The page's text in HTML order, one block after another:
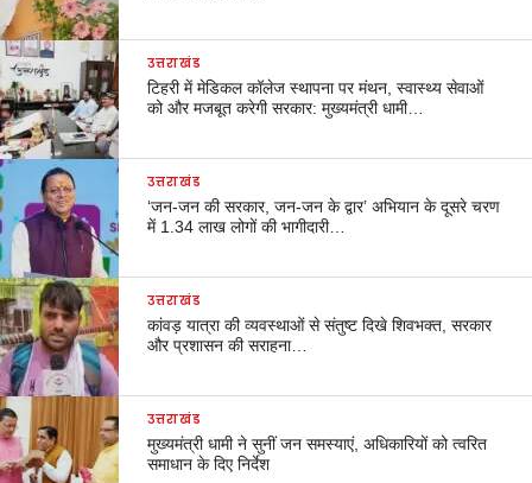
उत्तराखंड
टिहरी में मेडिकल कॉलेज स्थापना पर मंथन, स्वास्थ्य सेवाओं
को और मजबूत करेगी सरकार: मुख्यमंत्री धामी…
उत्तराखंड
‘जन-जन की सरकार, जन-जन के द्वार’ अभियान के दूसरे चरण
में 1.34 लाख लोगों की भागीदारी…
उत्तराखंड
कांवड़ यात्रा की व्यवस्थाओं से संतुष्ट दिखे शिवभक्त, सरकार
और प्रशासन की सराहना…
उत्तराखंड
मुख्यमंत्री धामी ने सुनीं जन समस्याएं, अधिकारियों को त्वरित
समाधान के दिए निर्देश